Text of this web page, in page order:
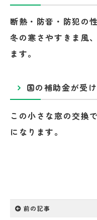
断熱・防音・防犯の
冬の寒さやすきま風
ます。
国の補助金が受
この小さな窓の交換
になります。
前の記事